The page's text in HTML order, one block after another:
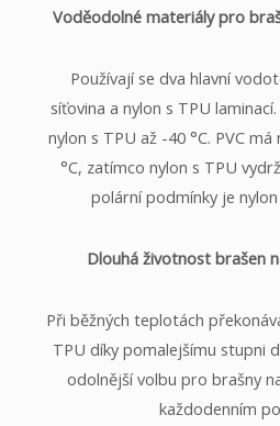
Voděodolné materiály pro
Používají se dva hlavní
síťovina a nylon s TPU
nylon s TPU až -40 °C. PVC
°C, zatímco nylon s TPU
polární podmínky je
Dlouhá životnost brašen
Při běžných teplotách
TPU díky pomalejšímu stupni
odolnější volbu pro brašny
každodenním